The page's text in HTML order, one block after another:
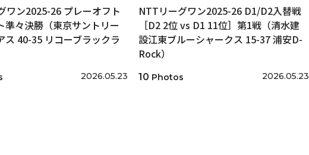
ワン2025-26 プレーオフト
準々決勝（東京サントリー
ス 40-35 リコーブラックラ
2026.05.23
NTTリーグワン2025-26 D1/D2入替戦
［D2 2位 vs D1 11位］第1戦（清水建
設江東ブルーシャークス 15-37 浦安D-
Rock）
10 Photos 2026.05.23